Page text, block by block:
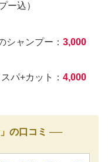
ー込）
シャンプー：3,000
スパ+カット：4,000
コミ ──